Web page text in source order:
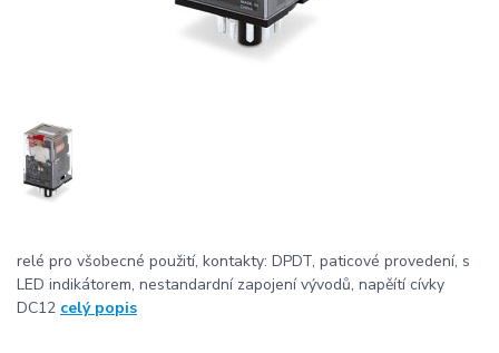
relé pro všobecné použití, kontakty: DPDT, paticové provedení, s
LED indikátorem, nestandardní zapojení vývodů, napěítí cívky
DC12 celý popis